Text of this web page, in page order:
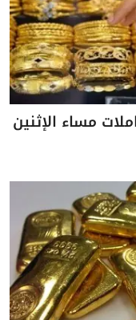
مساء الإثنين